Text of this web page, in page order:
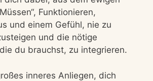
Funktionieren,
und einem Gefühl, nie zu
und die nötige
du brauchst, zu integrieren.
inneres Anliegen, dich